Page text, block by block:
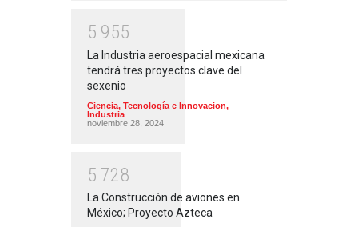
5 955
La Industria aeroespacial mexicana
tendrá tres proyectos clave del
sexenio
Ciencia, Tecnología e Innovacion,
Industria
noviembre 28, 2024
5 728
La Construcción de aviones en
México; Proyecto Azteca